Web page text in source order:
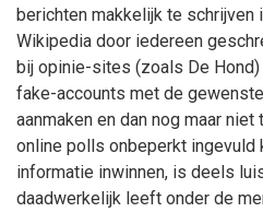
berichten makkelijk te
Wikipedia door iedereen
bij opinie-sites (zoals De
fake-accounts met de
aanmaken en dan nog maar
online polls onbeperkt ingevuld
informatie inwinnen, is deels
daadwerkelijk leeft onder de